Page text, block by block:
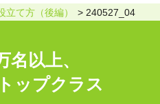
て方（後編） 240527_04
名以上、
ップクラス